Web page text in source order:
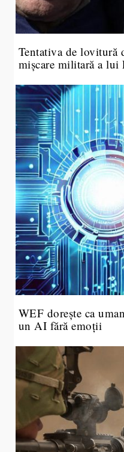
Tentativa de lovitură
mișcare militară a lui
WEF dorește ca
un AI fără emoții